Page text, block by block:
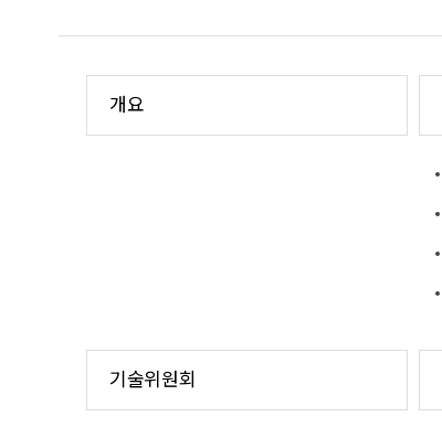
개요
기술위원회